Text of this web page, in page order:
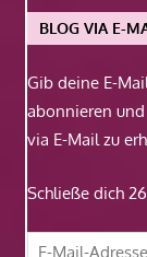
BLOG VIA E-
Gib deine E-
abonnieren
via E-Mail zu
Schließe dich
E-